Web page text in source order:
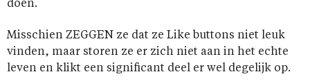
doen.
Misschien ZEGGEN ze dat ze Like buttons niet leuk
vinden, maar storen ze er zich niet aan in het echte
leven en klikt een significant deel er wel degelijk op.